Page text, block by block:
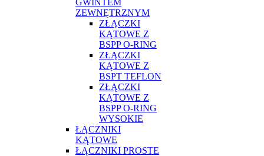
ZEWNĘTRZNYM
ZŁĄCZKI
KĄTOWE Z
BSPP O-RING
ZŁĄCZKI
KĄTOWE Z
BSPT TEFLON
ZŁĄCZKI
KĄTOWE Z
BSPP O-RING
WYSOKIE
ŁĄCZNIKI
KĄTOWE
ŁĄCZNIKI PROSTE